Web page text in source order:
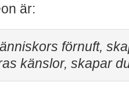
är:
förnuft,
känslor, skapar